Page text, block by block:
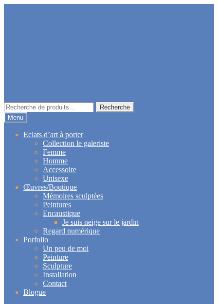
Recherche
pour :
Recherche
Menu
Eclats d’art à porter
Collection le galeriste
Femme
Homme
Accessoire
Unisexe
Œuvres/Boutique
Mémoires sculptées
Peintures
Encaustique
Je suis neige sur le jardin
Regard numérique
Porfolio
Un peu de moi
Peinture
Sculpture
Installation
Contact
Blogue